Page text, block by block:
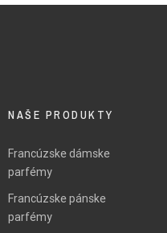
NAŠE PRODUKTY
Francúzske dámske
parfémy
Francúzske pánske
parfémy